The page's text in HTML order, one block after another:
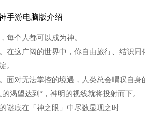
手游电脑版介绍
每个人都可以成为神。
在这广阔的世界中，你自由旅行、结识
。
面对无法掌控的境遇，人类总会喟叹自
渴望达到*，神明的视线就将投射而下。
谜底在「神之眼」中尽数显现之时